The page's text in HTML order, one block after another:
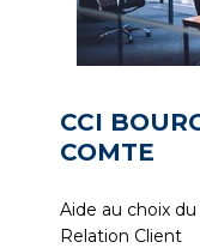
CCI
COMTE
Aide au choix
Relation Client